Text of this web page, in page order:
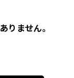
りません。